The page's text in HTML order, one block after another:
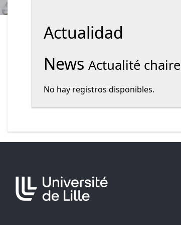
Actualidad
News Actualité chaire
No hay registros disponibles.